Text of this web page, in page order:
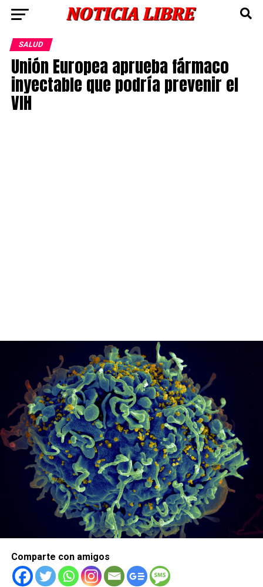
SALUD
Unión Europea aprueba fármaco
inyectable que podría prevenir el
VIH
Comparte con amigos